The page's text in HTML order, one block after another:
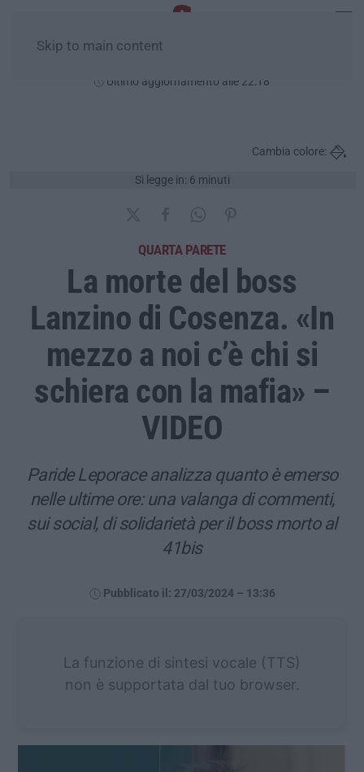
Skip to main content
Ultimo aggiornamento alle 22:18
Si legge in: 6 minuti
Cambia colore:
QUARTA PARETE
La morte del boss
Lanzino di Cosenza. «In
mezzo a noi c’è chi si
schiera con la mafia» –
VIDEO
Paride Leporace analizza quanto è emerso
nelle ultime ore: una valanga di commenti,
sui social, di solidarietà per il boss morto al
41bis
Pubblicato il: 27/03/2024 – 13:36
La funzione di sintesi vocale (TTS)
non è supportata dal tuo browser.